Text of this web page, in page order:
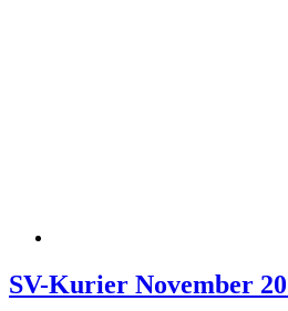
SV-Kurier November